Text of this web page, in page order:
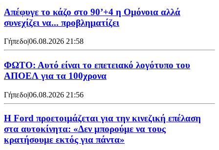
Απέφυγε το κάζο στο 90’+4 η Ομόνοια αλλά
συνεχίζει να... προβληματίζει
Γήπεδο|06.08.2026 21:58
ΦΩΤΟ: Αυτό είναι το επετειακό λογότυπο του
ΑΠΟΕΛ για τα 100χρονα
Γήπεδο|06.08.2026 21:56
Η Ford προετοιμάζεται για την κινεζική επέλαση
στα αυτοκίνητα: «Δεν μπορούμε να τους
κρατήσουμε εκτός για πάντα»